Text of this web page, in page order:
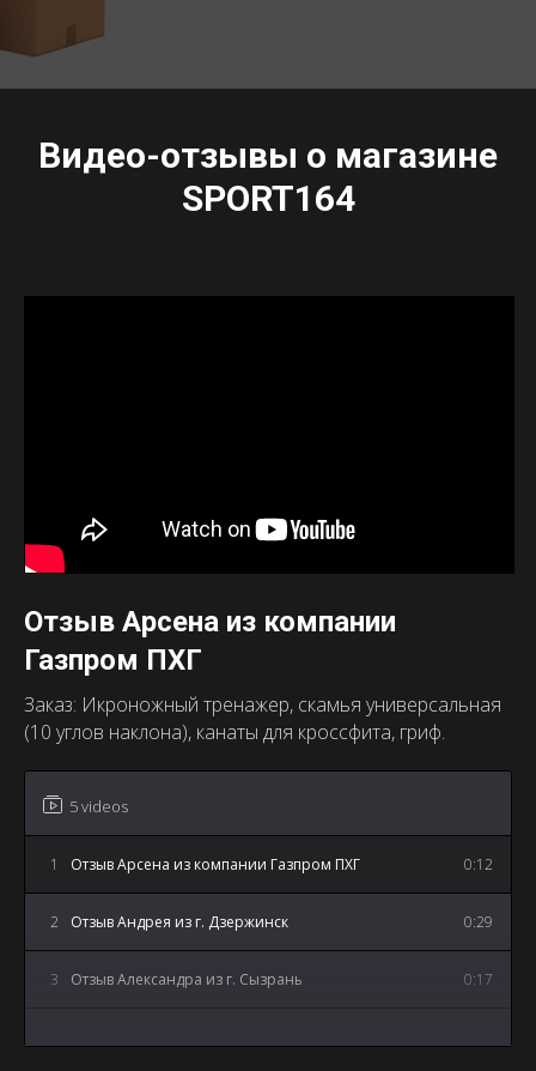
Видео-отзывы о магазине
SPORT164
5 videos
1 Отзыв Арсена из компании Газпром ПХГ 0:12
2 Отзыв Андрея из г. Дзержинск 0:29
3 Отзыв Александра из г. Сызрань 0:17
Отзыв Арсена из компании
Газпром ПХГ
Заказ: Икроножный тренажер, скамья универсальная
(10 углов наклона), канаты для кроссфита, гриф.